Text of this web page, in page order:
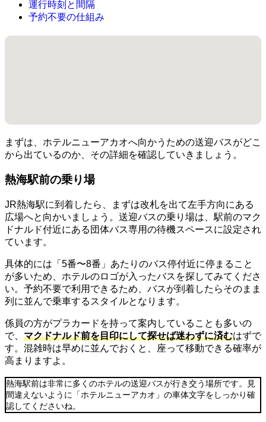
運行時刻と間隔
予約不要の仕組み
まずは、ホテルニューアカオへ向かうための送迎バスがどこ
から出ているのか、その詳細を確認していきましょう。
熱海駅前の乗り場
JR熱海駅に到着したら、まずは改札を出て左手方向にある
広場へと向かいましょう。送迎バスの乗り場は、駅前のマク
ドナルド付近にある団体バス専用の待機スペースに設定され
ています。
具体的には「5番〜8番」あたりのバス停付近に停まること
が多いため、ホテルのロゴが入ったバスを探してみてくださ
い。予約不要で利用できるため、バスが到着したらそのまま
列に並んで乗車するスタイルとなります。
係員の方がプラカードを持って案内していることも多いの
で、 マクドナルド前を目印にして探せば迷わずに済むはずで
す。混雑時は早めに並んでおくと、座って移動できる確率が
高まりますよ。
熱海駅前は非常に多くのホテルの送迎バスが行き交う場所です。見
間違えないように「ホテルニューアカオ」の車体文字をしっかり確
認してくださいね。